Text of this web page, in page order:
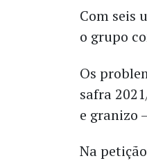
Com seis
o grupo
Os
safra
e granizo
Na